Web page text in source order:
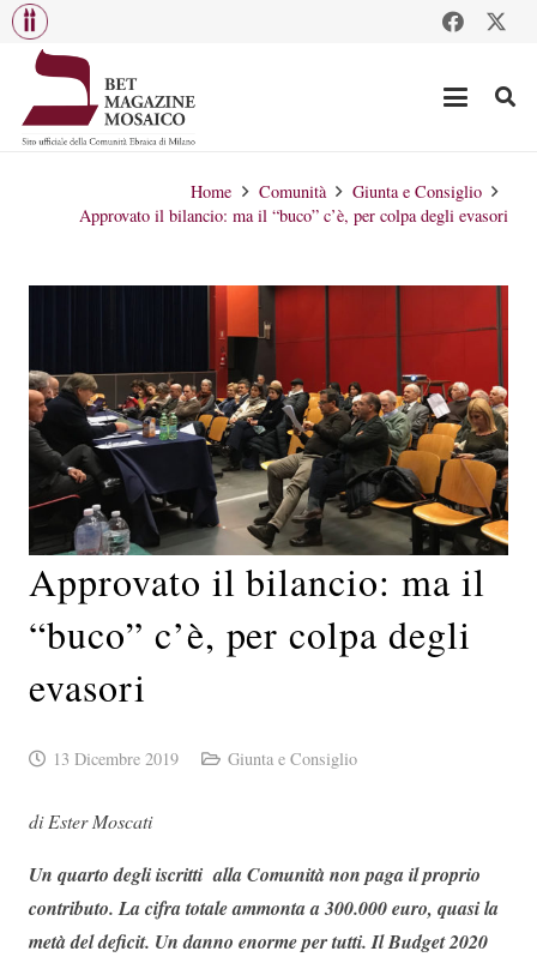
Home Comunità
Giunta e Consiglio
Approvato il bilancio: ma il “buco” c’è, per colpa degli evasori
Approvato il bilancio: ma il
“buco” c’è, per colpa degli
evasori
13 Dicembre 2019 Giunta e Consiglio
di Ester Moscati
Un quarto degli iscritti alla Comunità non paga il proprio
contributo. La cifra totale ammonta a 300.000 euro, quasi la
metà del deficit. Un danno enorme per tutti. Il Budget 2020